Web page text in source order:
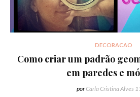
DECORACAO
Como criar um padrão
em paredes e
porCarla Cristina Alves